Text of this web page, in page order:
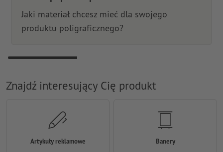
Jaki materiał chcesz mieć dla swojego
produktu poligraficznego?
Znajdź interesujący Cię produkt
Artykuły reklamowe Banery